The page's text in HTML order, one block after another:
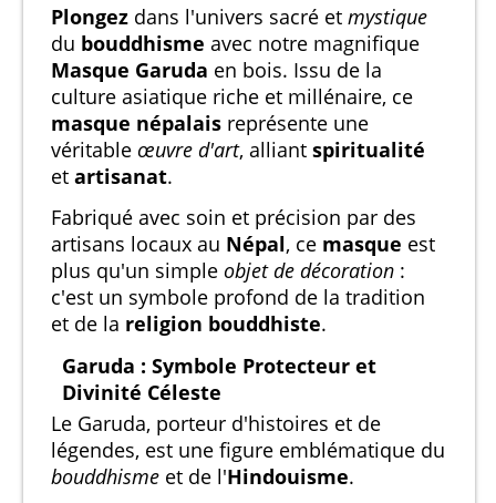
Plongez dans l'univers sacré et mystique
du bouddhisme avec notre magnifique
Masque Garuda en bois. Issu de la
culture asiatique riche et millénaire, ce
masque népalais représente une
véritable œuvre d'art, alliant spiritualité
et artisanat.
Fabriqué avec soin et précision par des
artisans locaux au Népal, ce masque est
plus qu'un simple objet de décoration :
c'est un symbole profond de la tradition
et de la religion bouddhiste.
Garuda : Symbole Protecteur et
Divinité Céleste
Le Garuda, porteur d'histoires et de
légendes, est une figure emblématique du
bouddhisme et de l'Hindouisme.